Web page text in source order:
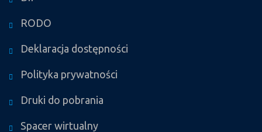
RODO
Deklaracja dostępności
Polityka prywatności
Druki do pobrania
Spacer wirtualny